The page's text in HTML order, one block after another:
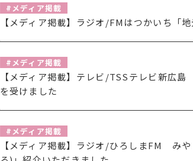
#メディア掲載
【メディア掲載】ラジオ/FMはつかいち「
#メディア掲載
【メディア掲載】テレビ/TSSテレビ新広
を受けました
#メディア掲載
【メディア掲載】ラジオ/ひろしまFM み